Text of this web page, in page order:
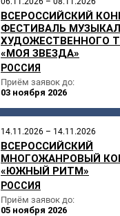
ВСЕРОССИЙСКИЙ
ФЕСТИВАЛЬ
ХУДОЖЕСТВЕННОГО
«МОЯ ЗВЕЗДА»
РОССИЯ
Приём заявок до:
03 ноября 2026
14.11.2026 – 14.11.2026
ВСЕРОССИЙСКИЙ
МНОГОЖАНРОВЫЙ
«ЮЖНЫЙ РИТМ»
РОССИЯ
Приём заявок до:
05 ноября 2026